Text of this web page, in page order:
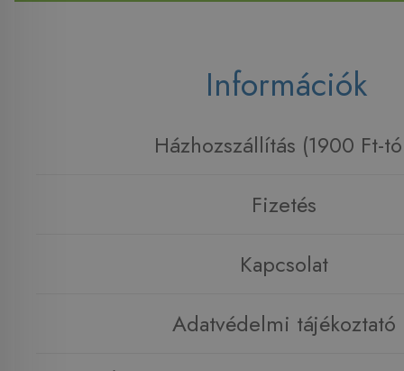
Információk
Házhozszállítás (1900 Ft-
Fizetés
Kapcsolat
Adatvédelmi tájékoztató